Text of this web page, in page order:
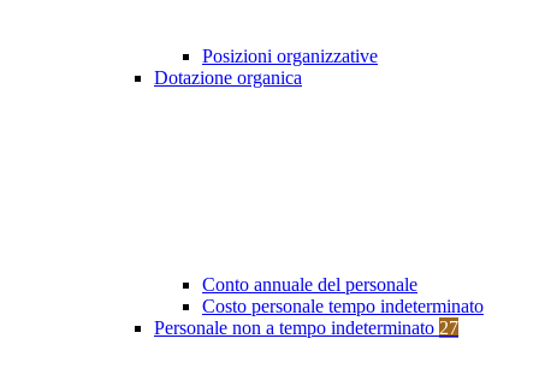
Posizioni organizzative
Dotazione organica
Conto annuale del personale
Costo personale tempo indeterminato
Personale non a tempo indeterminato 27